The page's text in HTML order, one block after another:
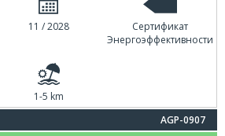
11 / 2028
Сертификат
Энергоэффективности
1-5 km
AGP-0907